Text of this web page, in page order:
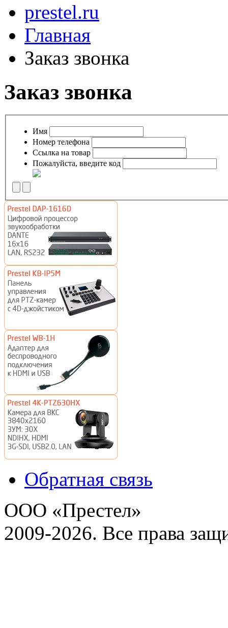
prestel.ru
Главная
Заказ звонка
Заказ звонка
Имя
Номер телефона
Ссылка на товар
Пожалуйста, введите код
Обратная связь
ООО «Престел»
2009-2026. Все права